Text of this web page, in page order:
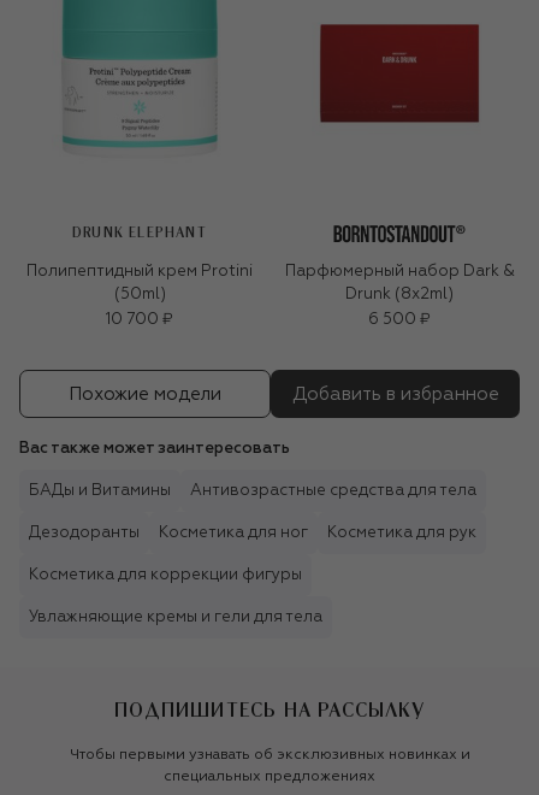
DRUNK ELEPHANT
Полипептидный крем Protini
(50ml)
10 700 ₽
Парфюмерный набор Dark &
Drunk (8x2ml)
6 500 ₽
Похожие модели Добавить в избранное
Вас также может заинтересовать
БАДы и Витамины Антивозрастные средства для тела
Дезодоранты Косметика для ног Косметика для рук
Косметика для коррекции фигуры
Увлажняющие кремы и гели для тела
ПОДПИШИТЕСЬ НА РАССЫЛКУ
Чтобы первыми узнавать об эксклюзивных новинках и
специальных предложениях